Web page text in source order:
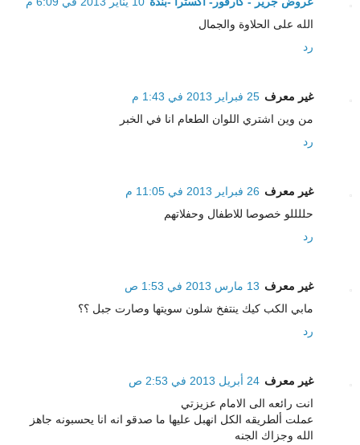
الله على الحلاوة والجمال
رد
غير معرف 25 فبراير 2013 في 1:43 م
من وين اشتري اللوان الطعام انا في الخبر
رد
غير معرف 26 فبراير 2013 في 11:05 م
حللللو خصوصا للاطفال وحفلاتهم
رد
غير معرف 13 مارس 2013 في 1:53 ص
مابي الكب كيك ينتفخ شلون سويتها وصارت جبل ؟؟
رد
غير معرف 24 أبريل 2013 في 2:53 ص
انت رائعه الى الامام عزيزتي
عملت ألطريقه الكل انهبل عليها ما صدقو انه انا يحسبونه جاهز
الله وجزاك الجنه